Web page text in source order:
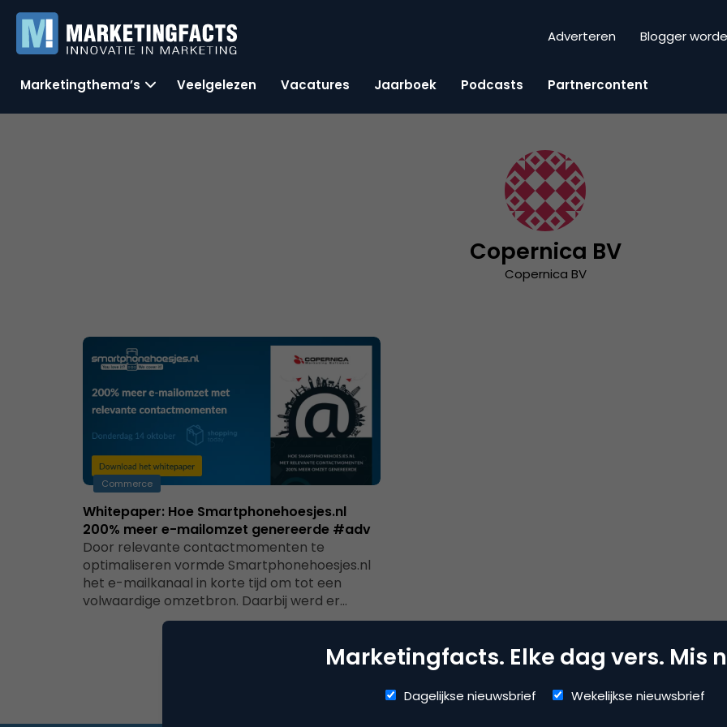
Adverteren Blogger
Marketingthema’s Veelgelezen Vacatures Jaarboek Podcasts Partnercontent
Copernica BV
Copernica BV
Commerce
Whitepaper: Hoe Smartphonehoesjes.nl
200% meer e-mailomzet genereerde #adv
Door relevante contactmomenten te
optimaliseren vormde Smartphonehoesjes.nl
het e-mailkanaal in korte tijd om tot een
volwaardige omzetbron. Daarbij werd er…
Marketingfacts. Elke dag vers. Mis
Dagelijkse nieuwsbrief Wekelijkse nieuwsbrief